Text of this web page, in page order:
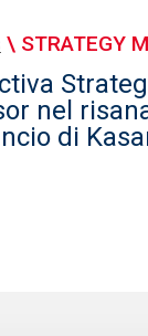
\ STRATEGY
nel
di